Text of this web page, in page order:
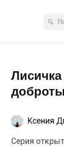
Ксения
Серия